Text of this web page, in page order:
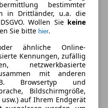
bestimmter
in Drittländer, u.a. die
Wollen Sie keine
Sie bitte hier.
ähnliche Online-
Kennungen, zufällig
netzwerkbasierte
mit anderen
Browsertyp und
Bildschirmgröße,
auf Ihrem Endgerät